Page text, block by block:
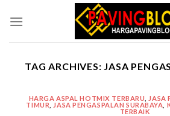
TAG ARCHIVES: JASA
HARGA ASPAL HOTMIX TERBARU
JASA
TIMUR
JASA PENGASPALAN SURABAYA
TERBAIK